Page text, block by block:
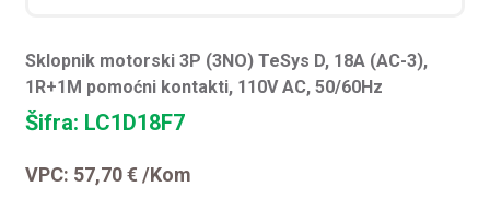
Sklopnik motorski 3P (3NO) TeSys D, 18A (AC-3),
1R+1M pomoćni kontakti, 110V AC, 50/60Hz
Šifra: LC1D18F7
VPC: 57,70€ /Kom